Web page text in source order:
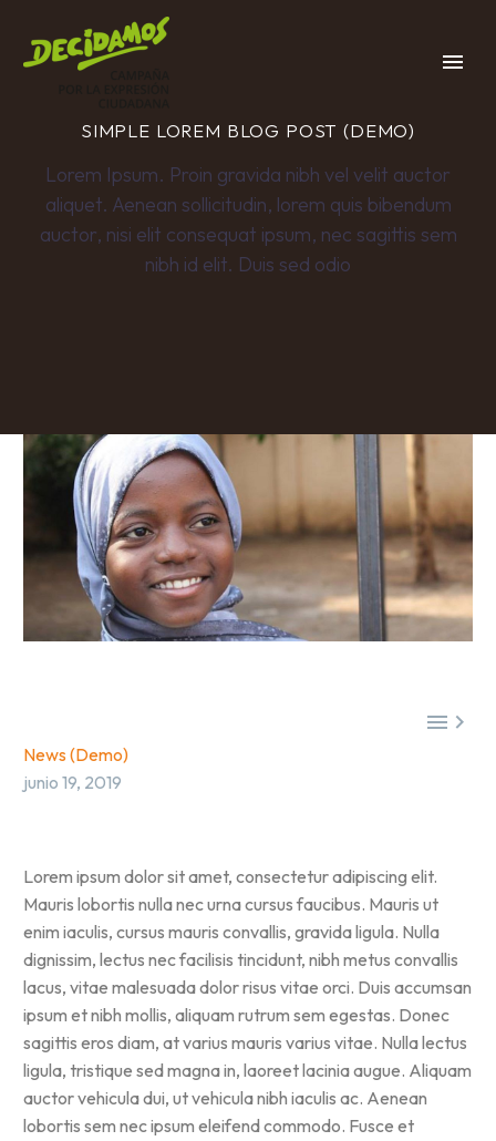
SIMPLE LOREM BLOG POST (DEMO)
Lorem Ipsum. Proin gravida nibh vel velit auctor
aliquet. Aenean sollicitudin, lorem quis bibendum
auctor, nisi elit consequat ipsum, nec sagittis sem
nibh id elit. Duis sed odio

News (Demo)
junio 19, 2019
Lorem ipsum dolor sit amet, consectetur adipiscing elit.
Mauris lobortis nulla nec urna cursus faucibus. Mauris ut
enim iaculis, cursus mauris convallis, gravida ligula. Nulla
dignissim, lectus nec facilisis tincidunt, nibh metus convallis
lacus, vitae malesuada dolor risus vitae orci. Duis accumsan
ipsum et nibh mollis, aliquam rutrum sem egestas. Donec
sagittis eros diam, at varius mauris varius vitae. Nulla lectus
ligula, tristique sed magna in, laoreet lacinia augue. Aliquam
auctor vehicula dui, ut vehicula nibh iaculis ac. Aenean
lobortis sem nec ipsum eleifend commodo. Fusce et